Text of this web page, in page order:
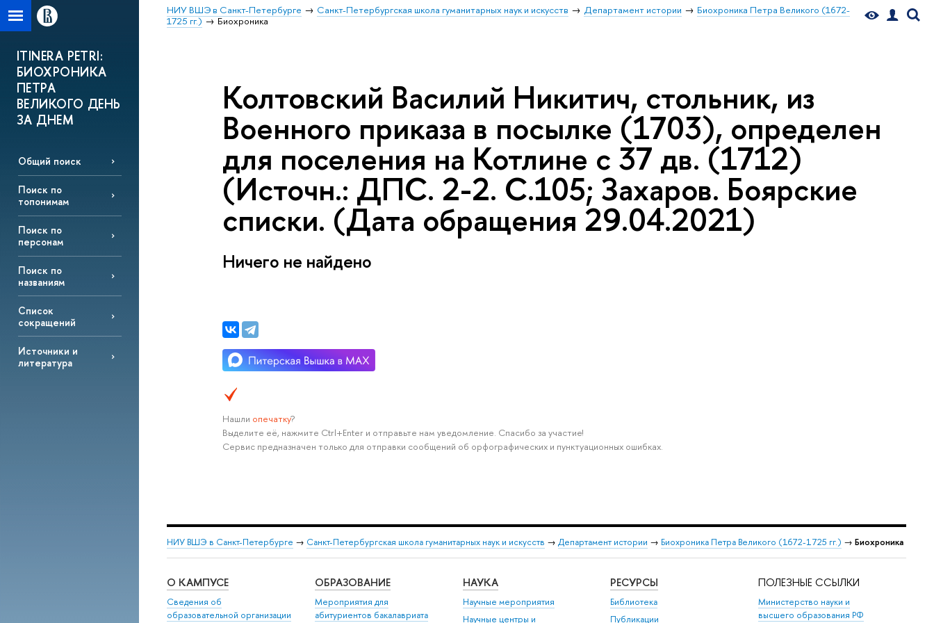
НИУ ВШЭ в Санкт-Петербурге Санкт-Петербургская школа гуманитарных наук и искусств Департамент истории
Биохроника Петра Великого (1672-
1725 гг.)
Биохроника
ITINERA PETRI:
БИОХРОНИКА
ПЕТРА
ВЕЛИКОГО ДЕНЬ
ЗА ДНЕМ
Общий поиск
Поиск по
топонимам
Поиск по
персонам
Поиск по
названиям
Список
сокращений
Источники и
литература
Колтовский Василий Никитич, стольник, из
Военного приказа в посылке (1703), определен
для поселения на Котлине с 37 дв. (1712)
(Источн.: ДПС. 2-2. С.105; Захаров. Боярские
списки. (Дата обращения 29.04.2021)
Ничего не найдено
Нашли опечатку?
Выделите её, нажмите Ctrl+Enter и отправьте нам уведомление. Спасибо за участие!
Сервис предназначен только для отправки сообщений об орфографических и пунктуационных ошибках.
НИУ ВШЭ в Санкт-Петербурге → Санкт-Петербургская школа гуманитарных наук и искусств → Департамент истории → Биохроника Петра Великого (1672-1725 гг.) → Биохроника
О КАМПУСЕ
Сведения об
образовательной организации
ОБРАЗОВАНИЕ
Мероприятия для
абитуриентов бакалавриата
НАУКА
Научные мероприятия
Научные центры и
РЕСУРСЫ
Библиотека
Публикации
ПОЛЕЗНЫЕ ССЫЛКИ
Министерство науки и
высшего образования РФ